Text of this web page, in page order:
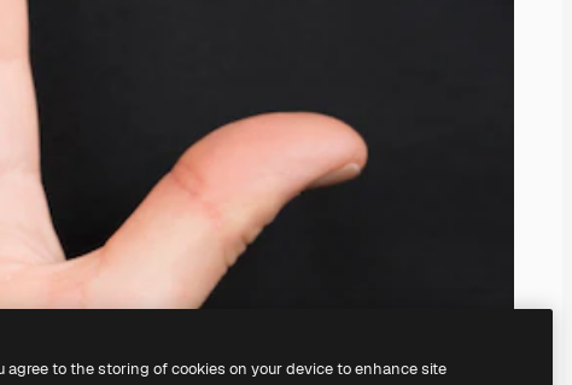
agree to the storing of cookies on your device to enhance site